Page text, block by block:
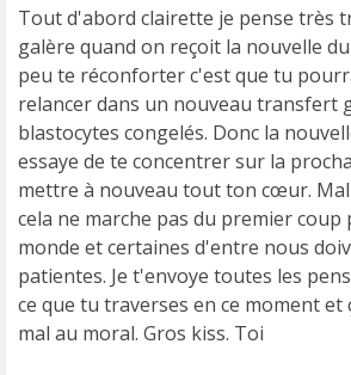
e
n
o
n
l
u
Tout d'abord clairette je pense très
galère quand on reçoit la nouvelle
peu te réconforter c'est que tu
relancer dans un nouveau transfert
blastocytes congelés. Donc la
essaye de te concentrer sur la
mettre à nouveau tout ton cœur.
cela ne marche pas du premier
monde et certaines d'entre nous
patientes. Je t'envoye toutes les
ce que tu traverses en ce moment et
mal au moral. Gros kiss. Toi